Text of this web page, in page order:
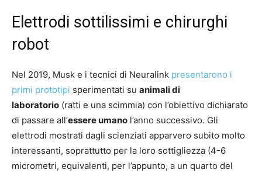
Elettrodi sottilissimi e chirurghi
robot
Nel 2019, Musk e i tecnici di Neuralink presentarono i
primi prototipi sperimentati su animali di
laboratorio (ratti e una scimmia) con l’obiettivo dichiarato
di passare all’essere umano l’anno successivo. Gli
elettrodi mostrati dagli scienziati apparvero subito molto
interessanti, soprattutto per la loro sottigliezza (4-6
micrometri, equivalenti, per l’appunto, a un quarto del